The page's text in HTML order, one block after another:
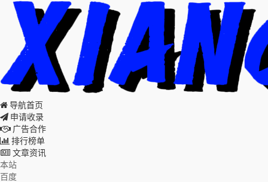
导航首页
申请收录
广告合作
排行榜单
文章资讯
本站
百度